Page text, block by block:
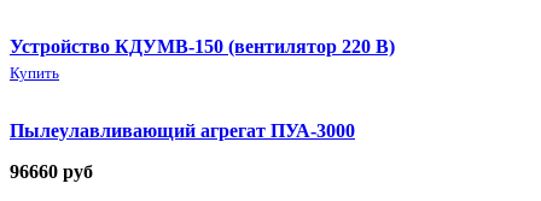
Устройство КДУМВ-150 (вентилятор 220 В)
Купить
Пылеулавливающий агрегат ПУА-3000
96660 руб